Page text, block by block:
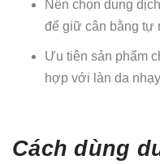
Nên chọn dung
để giữ cân bằng tự
Ưu tiên sản phẩm
hợp với làn da
Cách dùng